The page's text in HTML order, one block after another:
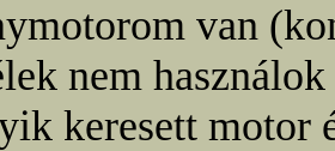
van
nem
keresett motor